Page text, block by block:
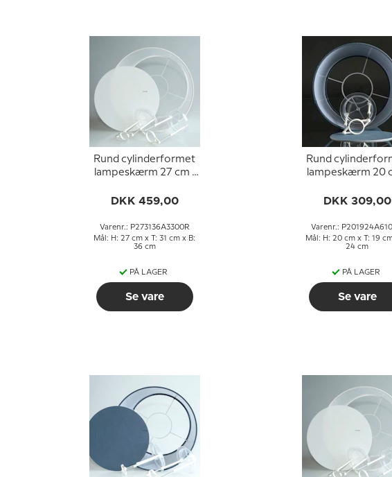
Rund cylinderformet
lampeskærm 27 cm i
stof
DKK 459,00
Varenr.: P273136A3300R
Mål: H: 27 cm x T: 31 cm x B:
36 cm
PÅ LAGER
Se vare
Rund
lampeskærm 20
DKK 309,00
Varenr.:
Mål: H: 20 cm x T: 19
24 cm
PÅ LAGER
Se vare